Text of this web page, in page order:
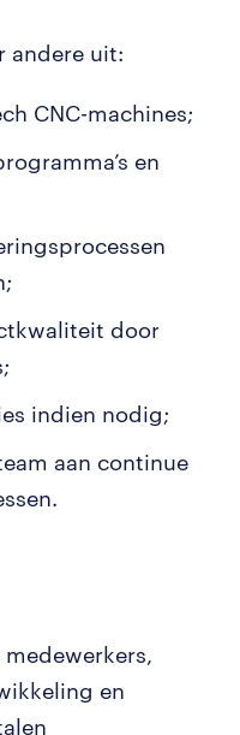
andere uit:
CNC-machines;
en
door
indien nodig;
aan continue
en